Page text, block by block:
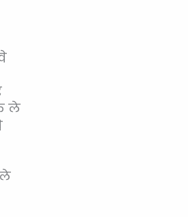
ले